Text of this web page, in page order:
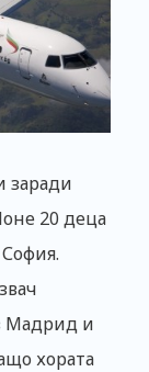
заради
20 деца
Мадрид и
хората